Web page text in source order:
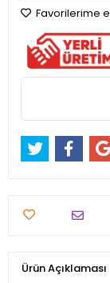
Favorilerime
Ürün Açıklaması